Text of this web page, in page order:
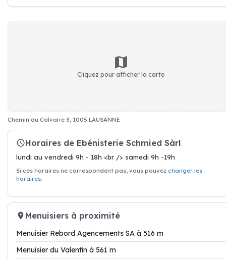
Cliquez pour afficher la carte
Chemin du Calvaire 3, 1005 LAUSANNE
Horaires de Ebénisterie Schmied Sàrl
lundi au vendredi 9h - 18h <br /> samedi 9h -19h
Si ces horaires ne correspondent pas, vous pouvez changer les
horaires.
Menuisiers à proximité
Menuisier Rebord Agencements SA à 516 m
Menuisier du Valentin à 561 m